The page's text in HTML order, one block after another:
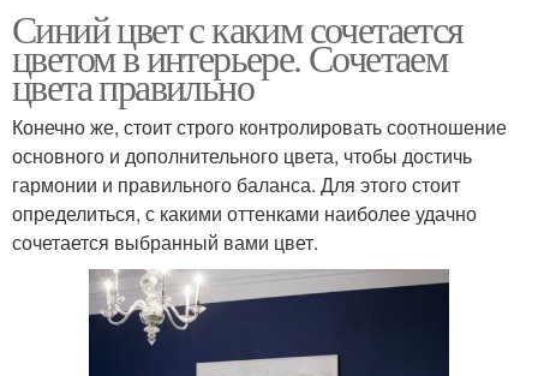
Синий цвет с каким сочетается
цветом в интерьере. Сочетаем
цвета правильно
Конечно же, стоит строго контролировать соотношение
основного и дополнительного цвета, чтобы достичь
гармонии и правильного баланса. Для этого стоит
определиться, с какими оттенками наиболее удачно
сочетается выбранный вами цвет.